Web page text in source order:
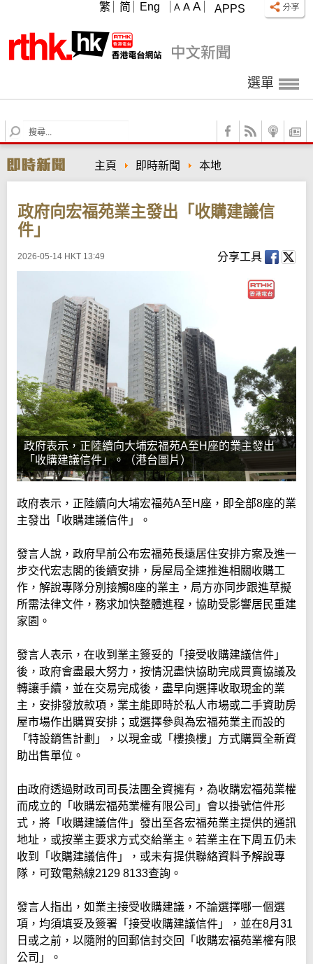
APPS
A A A
繁 简 Eng
選單
S
e
r
c
主頁 即時新聞 本地
政府向宏福苑業主發出「收購建議信
件」
2026-05-14 HKT 13:49 分享工具
政府表示，正陸續向大埔宏福苑A至H座的業主發出
「收購建議信件」。（港台圖片）
政府表示，正陸續向大埔宏福苑A至H座，即全部8座的業
主發出「收購建議信件」。
發言人說，政府早前公布宏福苑長遠居住安排方案及進一
步交代宏志閣的後續安排，房屋局全速推進相關收購工
作，解說專隊分別接觸8座的業主，局方亦同步跟進草擬
所需法律文件，務求加快整體進程，協助受影響居民重建
家園。
發言人表示，在收到業主簽妥的「接受收購建議信件」
後，政府會盡最大努力，按情況盡快協助完成買賣協議及
轉讓手續，並在交易完成後，盡早向選擇收取現金的業
主，安排發放款項，業主能即時於私人市場或二手資助房
屋市場作出購買安排；或選擇參與為宏福苑業主而設的
「特設銷售計劃」，以現金或「樓換樓」方式購買全新資
助出售單位。
由政府透過財政司司長法團全資擁有，為收購宏福苑業權
而成立的「收購宏福苑業權有限公司」會以掛號信件形
式，將「收購建議信件」發出至各宏福苑業主提供的通訊
地址，或按業主要求方式交給業主。若業主在下周五仍未
收到「收購建議信件」，或未有提供聯絡資料予解說專
隊，可致電熱線2129 8133查詢。
發言人指出，如業主接受收購建議，不論選擇哪㇐個選
項，均須填妥及簽署「接受收購建議信件」，並在8月31
日或之前，以隨附的回郵信封交回「收購宏福苑業權有限
公司」。